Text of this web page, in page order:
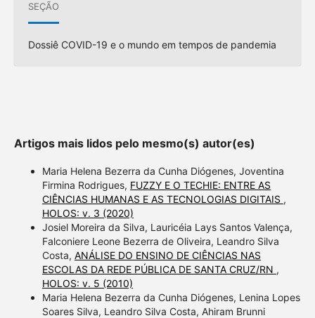
SEÇÃO
Dossiê COVID-19 e o mundo em tempos de pandemia
Artigos mais lidos pelo mesmo(s) autor(es)
Maria Helena Bezerra da Cunha Diógenes, Joventina
Firmina Rodrigues, FUZZY E O TECHIE: ENTRE AS
CIÊNCIAS HUMANAS E AS TECNOLOGIAS DIGITAIS ,
HOLOS: v. 3 (2020)
Josiel Moreira da Silva, Lauricéia Lays Santos Valença,
Falconiere Leone Bezerra de Oliveira, Leandro Silva
Costa, ANÁLISE DO ENSINO DE CIÊNCIAS NAS
ESCOLAS DA REDE PÚBLICA DE SANTA CRUZ/RN ,
HOLOS: v. 5 (2010)
Maria Helena Bezerra da Cunha Diógenes, Lenina Lopes
Soares Silva, Leandro Silva Costa, Ahiram Brunni